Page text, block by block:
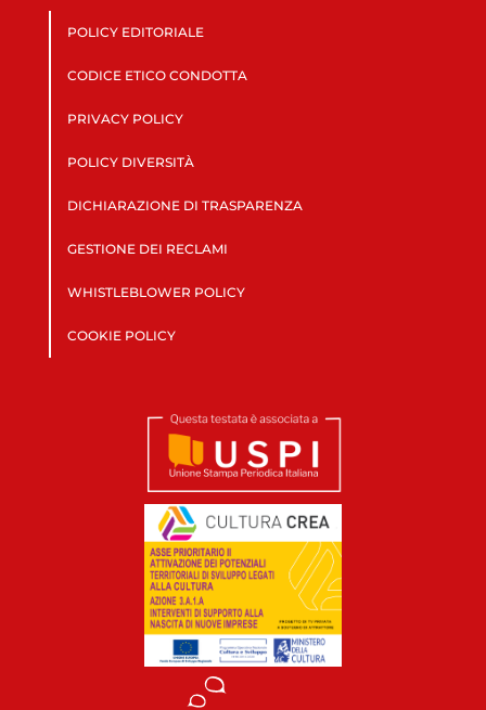
POLICY EDITORIALE
CODICE ETICO CONDOTTA
PRIVACY POLICY
POLICY DIVERSITÀ
DICHIARAZIONE DI TRASPARENZA
GESTIONE DEI RECLAMI
WHISTLEBLOWER POLICY
COOKIE POLICY